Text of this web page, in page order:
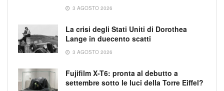
3 AGOSTO 2026
La crisi degli Stati Uniti di Dorothea
Lange in duecento scatti
3 AGOSTO 2026
Fujifilm X-T6: pronta al debutto a
settembre sotto le luci della Torre Eiffel?